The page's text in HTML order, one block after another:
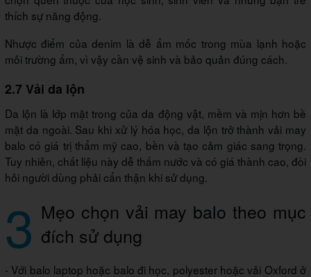
thích sự năng động.
Nhược điểm của denim là dễ ẩm mốc trong mùa lạnh hoặc
môi trường ẩm, vì vậy cần vệ sinh và bảo quản đúng cách.
2.7 Vải da lộn
Da lộn là lớp mặt trong của da động vật, mềm và mịn hơn bề
mặt da ngoài. Sau khi xử lý hóa học, da lộn trở thành vải may
balo có giá trị thẩm mỹ cao, bền và tạo cảm giác sang trọng.
Tuy nhiên, chất liệu này dễ thấm nước và có giá thành cao, đòi
hỏi người dùng phải cẩn thận khi sử dụng.
3 Mẹo chọn vải may balo theo mục
đích sử dụng
- Với balo laptop hoặc balo đi học, polyester hoặc vải Oxford ở